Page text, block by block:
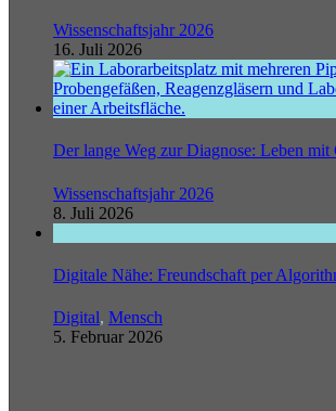
Wissenschaftsjahr 2026
16. Juli 2026
Der lange Weg zur Diagnose: Leben mit
Wissenschaftsjahr 2026
8. Juli 2026
Digitale Nähe: Freundschaft per
Digital, Mensch
5. Februar 2026